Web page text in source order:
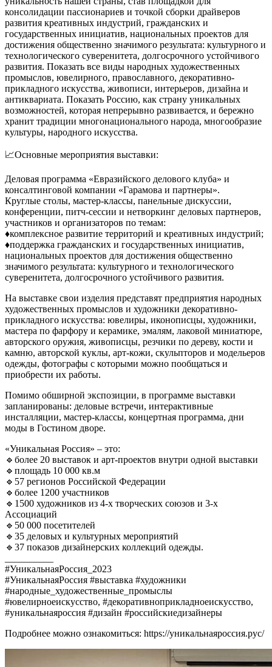
консолидации пассионариев и точкой сборки драйверов
развития креативных индустрий, гражданских и
государственных инициатив, национальных проектов для
достижения общественно значимого результата: культурного и
технологического суверенитета, долгосрочного устойчивого
развития. Показать все виды народных художественных
промыслов, ювелирного, православного, декоративно-
прикладного искусства, живописи, интерьеров, дизайна и
антиквариата. Показать Россию, как страну уникальных
возможностей, которая непрерывно развивается, и бережно
хранит традиции многонационального народа, многообразие
культуры, народного искусства.
📈Основные мероприятия выставки:
Деловая программа «Евразийского делового клуба» и
консалтинговой компании «Гарамова и партнеры».
Круглые столы, мастер-классы, панельные дискуссии,
конференции, питч-сессии и нетворкинг деловых партнеров,
участников и организаторов по темам:
♦комплексное развитие территорий и креативных индустрий;
♦поддержка гражданских и государственных инициатив,
национальных проектов для достижения общественно
значимого результата: культурного и технологического
суверенитета, долгосрочного устойчивого развития.
На выставке свои изделия представят предприятия народных
художественных промыслов и художники декоративно-
прикладного искусства: ювелиры, иконописцы, художники,
мастера по фарфору и керамике, эмалям, лаковой миниатюре,
авторского оружия, живописцы, резчики по дереву, кости и
камню, авторской куклы, арт-кожи, скульпторов и модельеров
одежды, фотографы с которыми можно пообщаться и
приобрести их работы.
Помимо обширной экспозиции, в программе выставки
запланированы: деловые встречи, интерактивные
инсталляции, мастер-классы, концертная программа, дни
моды в Гостином дворе.
«Уникальная Россия» – это:
🔹более 20 выставок и арт-проектов внутри одной выставки
🔹площадь 10 000 кв.м
🔹57 регионов Российской Федерации
🔹более 1200 участников
🔹1500 художников из 4-х творческих союзов и 3-х
Ассоциаций
🔹50 000 посетителей
🔹35 деловых и культурных мероприятий
🔹37 показов дизайнерских коллекций одежды.
#УникальнаяРоссия_2023
#УникальнаяРоссия #выставка #художники
#народные_художественные_промыслы
#ювелирноеискусство, #декоративноприкладноеискусство,
#уникальнаяроссия #дизайн #российскиедизайнеры
Подробнее можно ознакомиться: https://уникальнаяроссия.рус/